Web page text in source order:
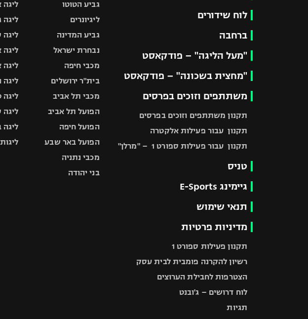
לוח שידורים
ברחבה
"מעל הליגה" – פודקאסט
"מחצית בשכונה" – פודקאסט
משתתפים וזוכים בפרסים
תקנון משתתפים וזוכים בפרסים
תקנון עבור פעילות אלקטרה
תקנון עבור פעילות ספורט 1 – "מרלן"
טניס
גיימינג E-Sports
תנאי שימוש
מדיניות פרטיות
תקנון פעילות ספורט 1
רשיון להקרנה פומבית לבית עסק
הצטרפות לחבילת הערוצים
לוח דרושים – ג'ובנט
תגיות
גביע הטוטו
ליגיונרים
גביע המדינה
נבחרת ישראל
מכבי חיפה
בית"ר ירושלים
מכבי תל אביב
הפועל תל אביב
הפועל חיפה
הפועל באר שבע
מכבי נתניה
בני יהודה
ליגה
ליגה
ליגה
ליגה
ליגה
ליגה
ליגה